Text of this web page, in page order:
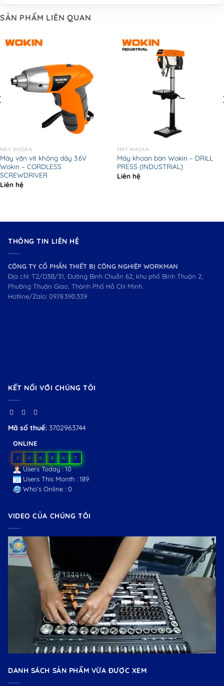
SẢN PHẨM LIÊN QUAN
MÁY KHOAN
Máy vặn vít không dây 3.6V
Wokin – CORDLESS
SCREWDRIVER
Liên hệ
MÁY KHOAN
Máy khoan bàn Wokin – DRILL
PRESS (INDUSTRIAL)
Liên hệ
THÔNG TIN LIÊN HỆ
CÔNG TY CỔ PHẦN THIẾT BỊ CÔNG NGHIỆP WORKMAN
Địa chỉ: T2/D3B/31, Đường Bình Chuẩn 62, khu phố Bình Thuận 2,
Phường Thuận Giao, Thành Phố Hồ Chí Minh.
Hotline/Zalo: 0978.390.339
KẾT NỐI VỚI CHÚNG TÔI
Mã số thuế: 3702963744
ONLINE
0 0 0 8 6 7
Users Today : 10
Users This Month : 189
Who's Online : 0
VIDEO CỦA CHÚNG TÔI
DANH SÁCH SẢN PHẨM VỪA ĐƯỢC XEM